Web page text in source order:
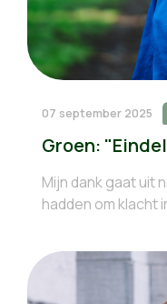
07 september 2025
Groen:
Mijn dank gaat uit
hadden om klacht